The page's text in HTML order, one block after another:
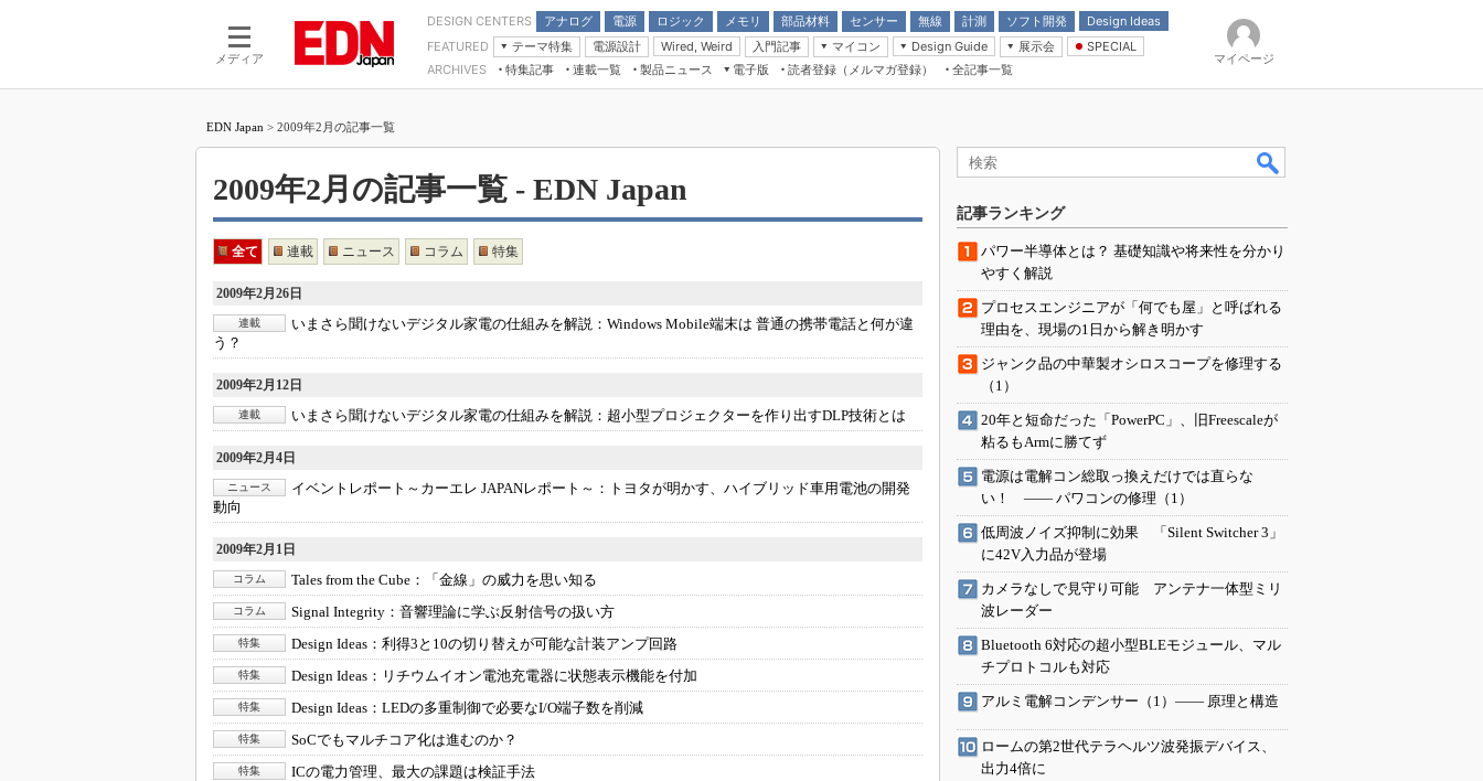
メディア
DESIGN CENTERS アナログ
電源
モーター
ロジック
LSI
メモリ
部品材料
受動部品
センサー 無線 計測 ソフト開発
Design Ideas
アナログ機能回路
計測とテスト
Wired, Weird
FEATURED
テーマ特集
つながるクルマ
5G（EE Times Japan）
製品解剖（EE Times Japan）
電源設計 Wired, Weird
入門記事
モーター入門
マイコン
マイコン講座
Design Guide
計測機器
展示会
CEATEC
組込み/エッジコンピューティング展
SPECIAL
Microchip情報
ARCHIVES 特集記事
連載一覧
マイクロプロセッサ懐古録
用講座
たった2つの式で始めるDC/DCコン
DC-DCコンバーター活用講座
マイコン講座
記録計／データロガーの基礎知識
ズ編
めざせ高効率！ モーター駆動入門講
Bluetooth mesh入門
「SPICEの仕組みとその活用設計」
最新記事一覧
計測器メーカーから見た5G
USB Type-Cの登場で評価試験はど
う変わる？
IoT時代の無線規格を知る【Thread
編】
製品ニュース
電子版
電子ブックレット
読者登録（メルマガ登録） 全記事一覧
マイページ
EDN Japan > 2009年2月の記事一覧
2009年2月の記事一覧 - EDN Japan
全て 連載 ニュース コラム 特集
2009年2月26日
連載 いまさら聞けないデジタル家電の仕組みを解説： Windows Mobile端末は 普通の携帯電話と何が違
う？
2009年2月12日
連載 いまさら聞けないデジタル家電の仕組みを解説： 超小型プロジェクターを作り出すDLP技術とは
2009年2月4日
ニュース イベントレポート～カーエレ JAPANレポート～： トヨタが明かす、ハイブリッド車用電池の開発
動向
2009年2月1日
コラム Tales from the Cube： 「金線」の威力を思い知る
コラム Signal Integrity： 音響理論に学ぶ反射信号の扱い方
特集 Design Ideas： 利得3と10の切り替えが可能な計装アンプ回路
特集 Design Ideas： リチウムイオン電池充電器に状態表示機能を付加
特集 Design Ideas： LEDの多重制御で必要なI/O端子数を削減
特集 SoCでもマルチコア化は進むのか？
特集 ICの電力管理、最大の課題は検証手法
記事ランキング
パワー半導体とは？ 基礎知識や将来性を分かり
やすく解説
プロセスエンジニアが「何でも屋」と呼ばれる
理由を、現場の1日から解き明かす
ジャンク品の中華製オシロスコープを修理する
（1）
20年と短命だった「PowerPC」、旧Freescaleが
粘るもArmに勝てず
電源は電解コン総取っ換えだけでは直らな
い！ ―― パワコンの修理（1）
低周波ノイズ抑制に効果 「Silent Switcher 3」
に42V入力品が登場
カメラなしで見守り可能 アンテナ一体型ミリ
波レーダー
Bluetooth 6対応の超小型BLEモジュール、マル
チプロトコルも対応
アルミ電解コンデンサー（1）―― 原理と構造
ロームの第2世代テラヘルツ波発振デバイス、
出力4倍に